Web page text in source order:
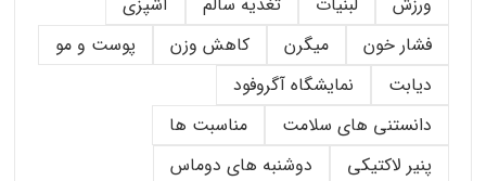
فشار خون
میگرن کاهش وزن
پوست و مو
دیابت
نمایشگاه آگروفود
دانستنی های سلامت
مناسبت ها
پنیر لاکتیکی
دوشنبه های دوماس